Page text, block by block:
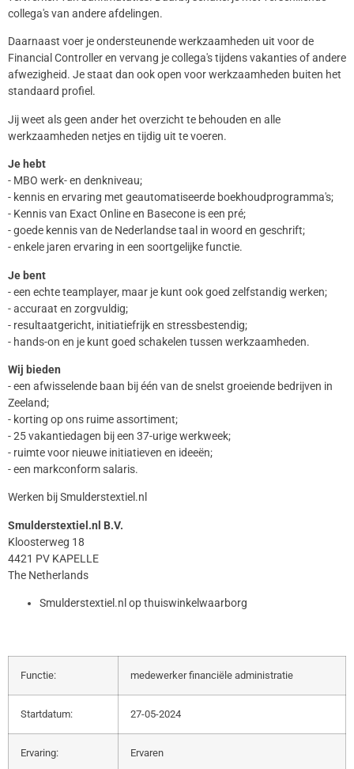
collega's van andere afdelingen.
Daarnaast voer je ondersteunende werkzaamheden uit voor de
Financial Controller en vervang je collega's tijdens vakanties of andere
afwezigheid. Je staat dan ook open voor werkzaamheden buiten het
standaard profiel.
Jij weet als geen ander het overzicht te behouden en alle
werkzaamheden netjes en tijdig uit te voeren.
Je hebt
- MBO werk- en denkniveau;
- kennis en ervaring met geautomatiseerde boekhoudprogramma's;
- Kennis van Exact Online en Basecone is een pré;
- goede kennis van de Nederlandse taal in woord en geschrift;
- enkele jaren ervaring in een soortgelijke functie.
Je bent
- een echte teamplayer, maar je kunt ook goed zelfstandig werken;
- accuraat en zorgvuldig;
- resultaatgericht, initiatiefrijk en stressbestendig;
- hands-on en je kunt goed schakelen tussen werkzaamheden.
Wij bieden
- een afwisselende baan bij één van de snelst groeiende bedrijven in
Zeeland;
- korting op ons ruime assortiment;
- 25 vakantiedagen bij een 37-urige werkweek;
- ruimte voor nieuwe initiatieven en ideeën;
- een markconform salaris.
Werken bij Smulderstextiel.nl
Smulderstextiel.nl B.V.
Kloosterweg 18
4421 PV KAPELLE
The Netherlands
Smulderstextiel.nl op thuiswinkelwaarborg
Functie: medewerker financiële administratie
Startdatum: 27-05-2024
Ervaring: Ervaren